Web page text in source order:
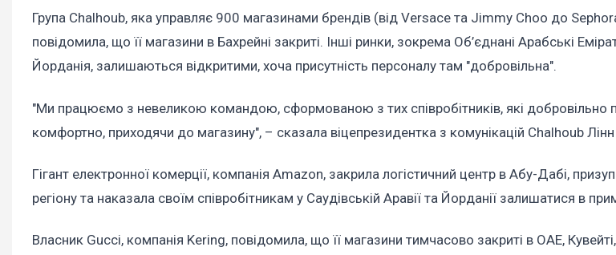
Група Chalhoub, яка управляє 900 магазинами брендів (від Versace та Jimmy Choo до
повідомила, що її магазини в Бахрейні закриті. Інші ринки, зокрема Об’єднані Арабські
Йорданія, залишаються відкритими, хоча присутність персоналу там "добровільна".
"Ми працюємо з невеликою командою, сформованою з тих співробітників, які добровільно
комфортно, приходячи до магазину", – сказала віцепрезидентка з комунікацій Chalhoub Лінн
Гігант електронної комерції, компанія Amazon, закрила логістичний центр в Абу-Дабі,
регіону та наказала своїм співробітникам у Саудівській Аравії та Йорданії залишатися в
Власник Gucci, компанія Kering, повідомила, що її магазини тимчасово закриті в ОАЕ, Кувейті,